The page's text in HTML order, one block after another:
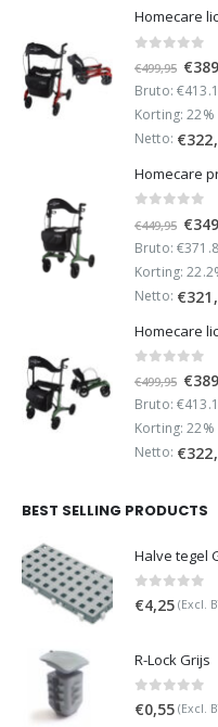
out of 5
€499,95
prijs
was:
€
Bruto:
Korting: 22%
Netto: €
€449,95
prijs
was:
€
Bruto:
Korting:
Netto: €
out of 5
€499,95
prijs
was:
€
Bruto:
Korting: 22%
Netto: €
BEST SELLING PRODUCTS
Halve tegel
0 out of
€4,25 (Excl.
R-Lock Grijs
0 out of
€0,55 (Excl.